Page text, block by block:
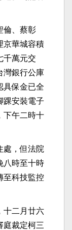
倫、蔡彰
京華城容積
千萬元交
灣銀行公庫
具保金已全
踝安裝電子
下午二時十
處，但法院
八時至十時
至科技監控
十二月廿六
庭裁定柯三